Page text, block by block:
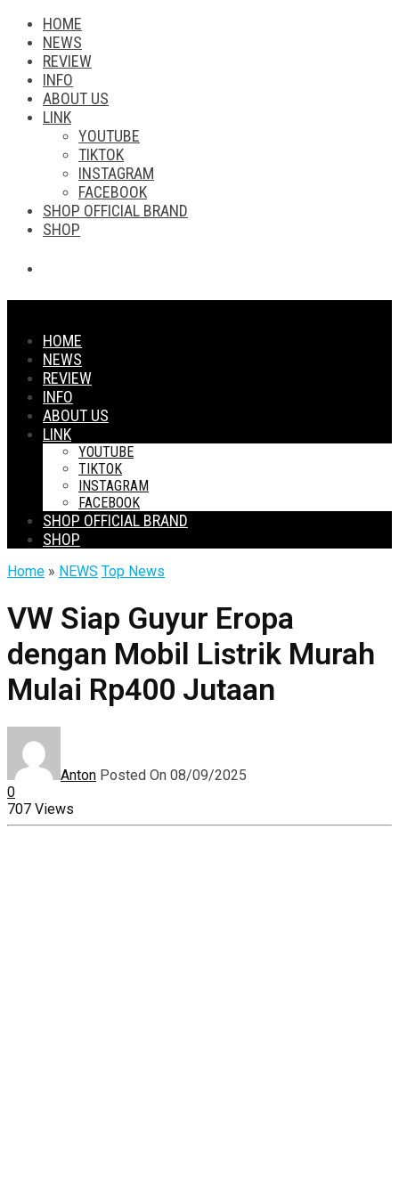
HOME
NEWS
REVIEW
INFO
ABOUT US
LINK
YOUTUBE
TIKTOK
INSTAGRAM
FACEBOOK
SHOP OFFICIAL BRAND
SHOP
HOME
NEWS
REVIEW
INFO
ABOUT US
LINK
YOUTUBE
TIKTOK
INSTAGRAM
FACEBOOK
SHOP OFFICIAL BRAND
SHOP
Home » NEWS Top News
VW Siap Guyur Eropa
dengan Mobil Listrik Murah
Mulai Rp400 Jutaan
Anton Posted On 08/09/2025
0
707 Views